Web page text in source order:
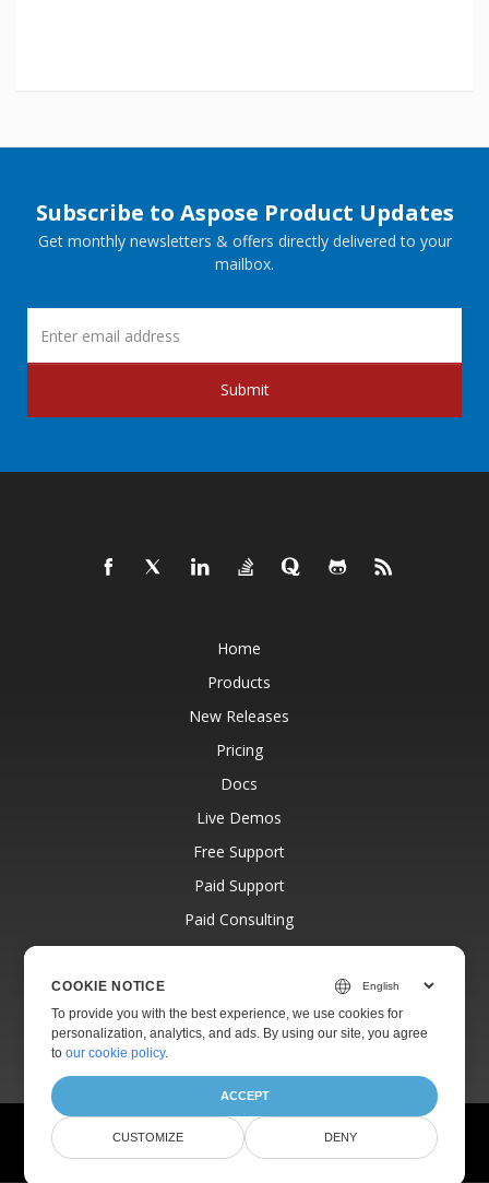
Subscribe to Aspose Product Updates
Get monthly newsletters & offers directly delivered to your
mailbox.
Submit
Home
Products
New Releases
Pricing
Docs
Live Demos
Free Support
Paid Support
Paid Consulting
Blog
About
© Aspose Pty Ltd 2001-2026.
All Rights Reserved.
Terms of use
COOKIE NOTICE
To provide you with the best experience, we use cookies for
personalization, analytics, and ads. By using our site, you agree
toour cookie policy.
ACCEPT
CUSTOMIZE DENY